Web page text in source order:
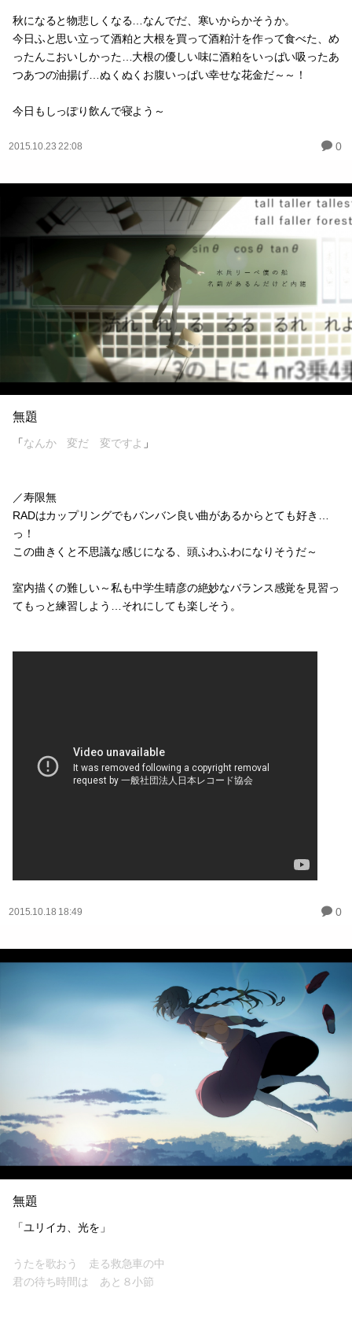
秋になると物悲しくなる…なんでだ、寒いからかそうか。
今日ふと思い立って酒粕と大根を買って酒粕汁を作って食べた、め
ったんこおいしかった…大根の優しい味に酒粕をいっぱい吸ったあ
つあつの油揚げ…ぬくぬくお腹いっぱい幸せな花金だ～～！
今日もしっぽり飲んで寝よう～
2015.10.23 22:08 0
無題
「なんか 変だ 変ですよ 」
／寿限無
RADはカップリングでもバンバン良い曲があるからとても好き…
っ！
この曲きくと不思議な感じになる、頭ふわふわになりそうだ～
室内描くの難しい～私も中学生晴彦の絶妙なバランス感覚を見習っ
てもっと練習しよう…それにしても楽しそう。
2015.10.18 18:49 0
無題
「ユリイカ、光を」
うたを歌おう 走る救急車の中
君の待ち時間は あと８小節